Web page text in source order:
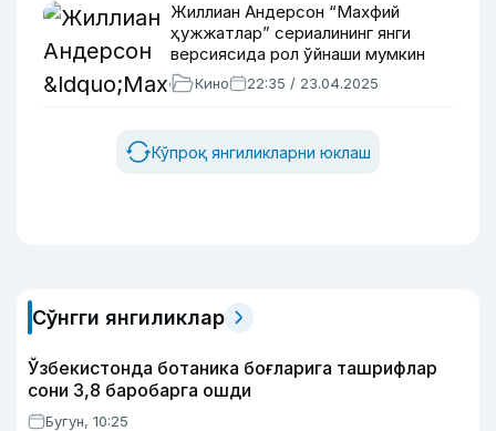
Жиллиан Андерсон “Махфий
ҳужжатлар” сериалининг янги
версиясида рол ўйнаши мумкин
Кино 22:35 / 23.04.2025
Кўпроқ янгиликларни юклаш
Сўнгги янгиликлар
Ўзбекистонда ботаника боғларига ташрифлар
сони 3,8 баробарга ошди
Бугун, 10:25